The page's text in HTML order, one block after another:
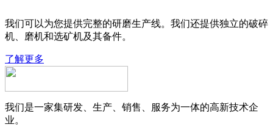
我们可以为您提供完整的研磨生产线。我们还提供独立的破碎
机、磨机和选矿机及其备件。
了解更多
我们是一家集研发、生产、销售、服务为一体的高新技术企
业。